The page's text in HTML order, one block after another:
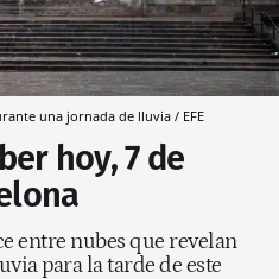
una jornada de lluvia / EFE
hoy, 7 de
entre nubes que revelan
para la tarde de este